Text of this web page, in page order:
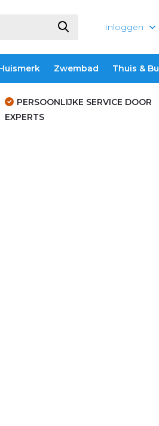
Inloggen
Zwembad Thuis &
PERSOONLIJKE SERVICE DOOR
EXPERTS